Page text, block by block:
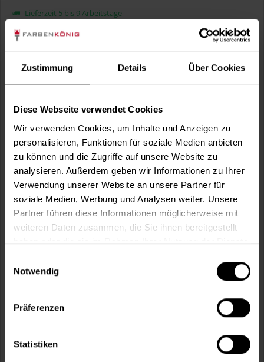
Zustimmung Details Über Cookies
Diese Webseite verwendet Cookies
Wir verwenden Cookies, um Inhalte und Anzeigen zu
personalisieren, Funktionen für soziale Medien anbieten
zu können und die Zugriffe auf unsere Website zu
analysieren. Außerdem geben wir Informationen zu Ihrer
Verwendung unserer Website an unsere Partner für
soziale Medien, Werbung und Analysen weiter. Unsere
Partner führen diese Informationen möglicherweise mit
weiteren Daten zusammen, die Sie ihnen bereitgestellt
Notwendig
Präferenzen
Statistiken
Lieferzeit 5 bis 9 Arbeitstage
Liter:
Verbrauch berechnen
In denWarenkorb